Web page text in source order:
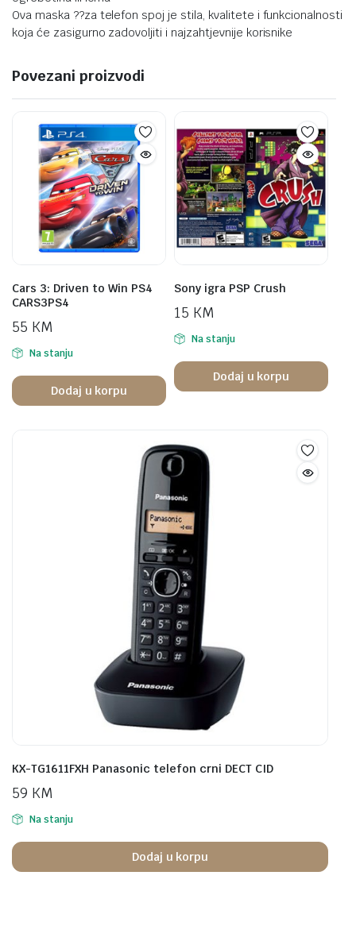
Ova maska ??za telefon spoj je stila, kvalitete i funkcionalnosti
koja će zasigurno zadovoljiti i najzahtjevnije korisnike
Povezani proizvodi
Cars 3: Driven to Win PS4
CARS3PS4
55 KM
Na stanju
Dodaj u korpu
Sony igra PSP Crush
15 KM
Na stanju
Dodaj u korpu
KX-TG1611FXH Panasonic telefon crni DECT CID
59 KM
Na stanju
Dodaj u korpu